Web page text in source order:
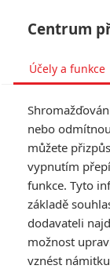
Tag: 12
ČLÁNKY FILMY(1)
Centrum
Účely a funkce
nebo
můžete
vypnutím
funkce. Tyto
základě
dodavateli
možnost
vznést